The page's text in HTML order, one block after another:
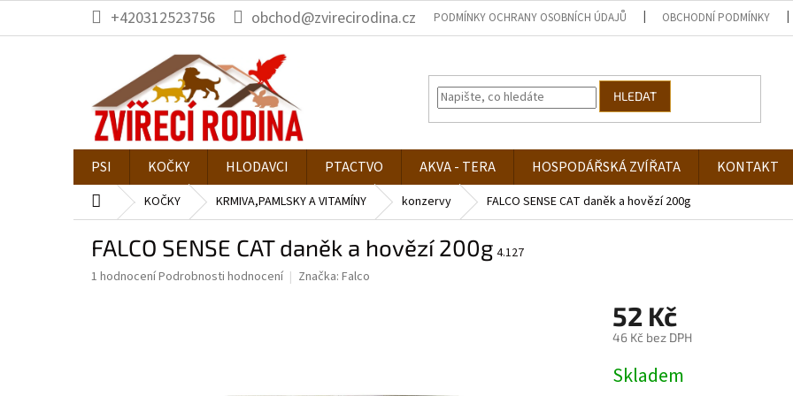
obsah
+420312523756 obchod@zvirecirodina.cz PODMÍNKY OCHRANY OSOBNÍCH ÚDAJŮ OBCHODNÍ PODMÍNKY
HLEDAT
PSI KOČKY HLODAVCI PTACTVO AKVA - TERA HOSPODÁŘSKÁ ZVÍŘATA KONTAKT
Domů KOČKY KRMIVA,PAMLSKY A VITAMÍNY konzervy FALCO SENSE CAT daněk a hovězí 200g
FALCO SENSE CAT daněk a hovězí 200g 4.127
Průměrné
1 hodnoceníPodrobnosti hodnocení Značka: Falco
52 Kč
46 Kč bez DPH
cena:
Skladem